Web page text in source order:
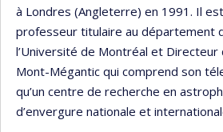
à Londres (Angleterre) en 1991. Il
professeur titulaire au département
l’Université de Montréal et Directeur
Mont-Mégantic qui comprend son
qu’un centre de recherche en
d’envergure nationale et